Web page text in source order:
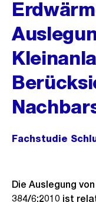
Fachstudie
Die Auslegung
384/6:2010 ist